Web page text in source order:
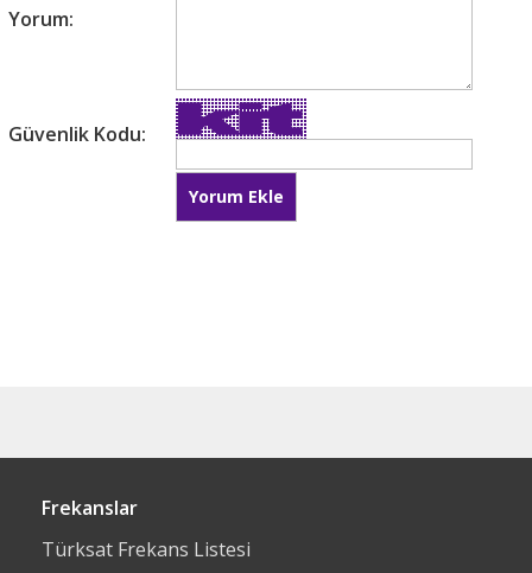
Yorum:
Güvenlik Kodu:
Frekanslar
Türksat Frekans Listesi